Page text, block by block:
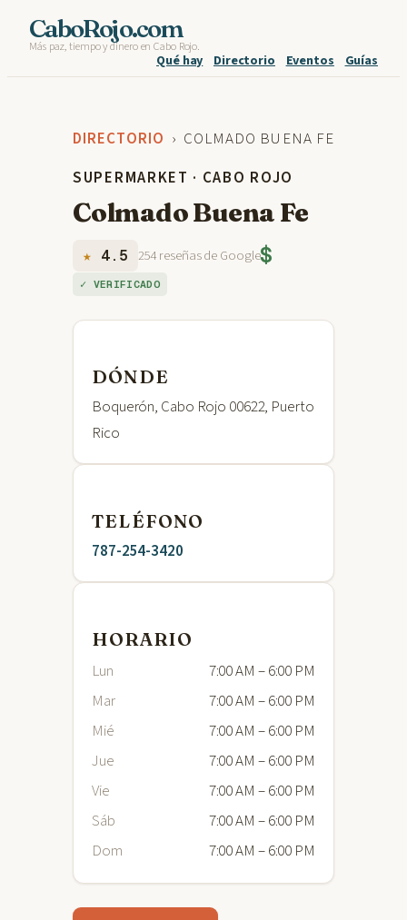
Skip
CaboRojo.com
Más paz, tiempo y dinero en Cabo Rojo.
Qué hay Directorio Eventos Guías
DIRECTORIO › COLMADO BUENA FE
SUPERMARKET · CABO ROJO
Colmado Buena Fe
★ 4.5 254 reseñas de Google$
✓ VERIFICADO
DÓNDE
Boquerón, Cabo Rojo 00622, Puerto
Rico
TELÉFONO
787-254-3420
HORARIO
Lun
7:00 AM – 6:00 PM
Mar
7:00 AM – 6:00 PM
Mié
7:00 AM – 6:00 PM
Jue
7:00 AM – 6:00 PM
Vie
7:00 AM – 6:00 PM
Sáb
7:00 AM – 6:00 PM
Dom
7:00 AM – 6:00 PM